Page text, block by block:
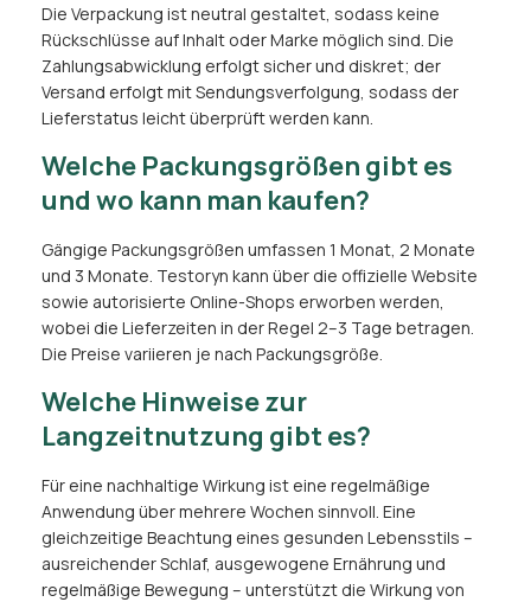
Die Verpackung ist neutral gestaltet, sodass keine
Rückschlüsse auf Inhalt oder Marke möglich sind. Die
Zahlungsabwicklung erfolgt sicher und diskret; der
Versand erfolgt mit Sendungsverfolgung, sodass der
Lieferstatus leicht überprüft werden kann.
Welche Packungsgrößen gibt es
und wo kann man kaufen?
Gängige Packungsgrößen umfassen 1 Monat, 2 Monate
und 3 Monate. Testoryn kann über die offizielle Website
sowie autorisierte Online-Shops erworben werden,
wobei die Lieferzeiten in der Regel 2–3 Tage betragen.
Die Preise variieren je nach Packungsgröße.
Welche Hinweise zur
Langzeitnutzung gibt es?
Für eine nachhaltige Wirkung ist eine regelmäßige
Anwendung über mehrere Wochen sinnvoll. Eine
gleichzeitige Beachtung eines gesunden Lebensstils –
ausreichender Schlaf, ausgewogene Ernährung und
regelmäßige Bewegung – unterstützt die Wirkung von